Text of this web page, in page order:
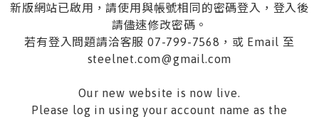
新版網站已啟用，請使用與帳號相同的密碼登入，登入後
請儘速修改密碼。
若有登入問題請洽客服 07-799-7568，或 Email 至
steelnet.com@gmail.com
Our new website is now live.
Please log in using your account name as the